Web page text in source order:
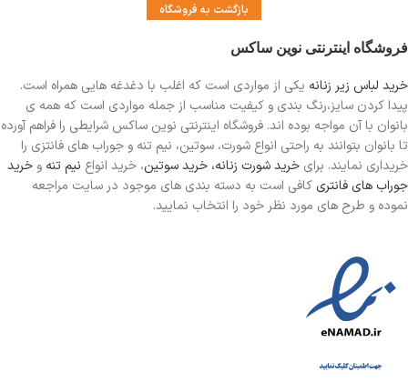
بازگشت به فروشگاه
فروشگاه اینترنتی نوین ساکس
خرید لباس زیر زنانه یکی از مواردی است که اغلب با دغدغه هایی همراه است.
پیدا کردن سایز،رنگ بندی و کیفیت مناسب از جمله مواردی است که همه ی
بانوان با آن مواجه بوده اند. فروشگاه اینترنتی نوین ساکس شرایطی را فراهم آورده
تا بانوان بتوانند به راحتی انواع شورت، سوتین، نیم تنه و جوراب های فانتزی را
خریداری نمایند. برای خرید شورت زنانه، خرید سوتین، خرید انواع نیم تنه و خرید
جوراب های فانتری کافی است به دسته بندی های موجود در سایت مراجعه
نموده و طرح های مورد نظر خود را انتخاب نمایید.